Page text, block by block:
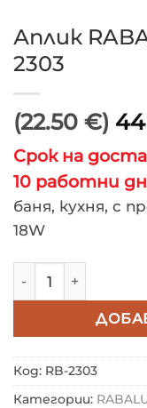
Аплик
2303
(22.50 €)
Срок на
10 работни
баня, кухня, с
18W
Код: RB-2303
Категории: